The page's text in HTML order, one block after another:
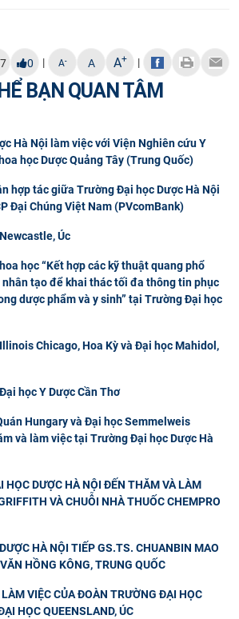
0 | A- A A+ |
BẠN QUAN TÂM
Hà Nội làm việc với Viện Nghiên cứu Y
học Dược Quảng Tây (Trung Quốc)
hợp tác giữa Trường Đại học Dược Hà Nội
Đại Chúng Việt Nam (PVcomBank)
Úc
học “Kết hợp các kỹ thuật quang phổ
tạo để khai thác tối đa thông tin phục
dược phẩm và y sinh” tại Trường Đại học
Chicago, Hoa Kỳ và Đại học Mahidol,
học Y Dược Cần Thơ
Hungary và Đại học Semmelweis
và làm việc tại Trường Đại học Dược Hà
HỌC DƯỢC HÀ NỘI ĐẾN THĂM VÀ LÀM
VÀ CHUỖI NHÀ THUỐC CHEMPRO
HÀ NỘI TIẾP GS.TS. CHUANBIN MAO
HỒNG KÔNG, TRUNG QUỐC
VIỆC CỦA ĐOÀN TRƯỜNG ĐẠI HỌC
HỌC QUEENSLAND, ÚC